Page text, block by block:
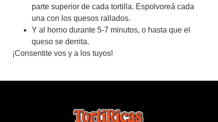
parte superior de cada tortilla. Espolvoreá cada
una con los quesos rallados.
Y al horno durante 5-7 minutos, o hasta que el
queso se derrita.
¡Consentite vos y a los tuyos!